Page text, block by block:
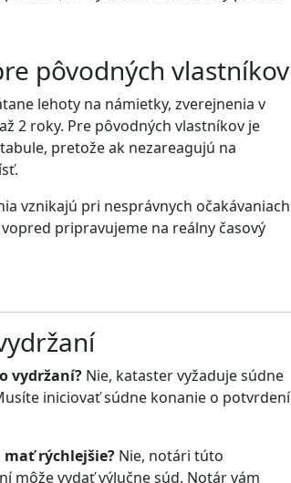
pôvodných vlastníkov
lehoty na námietky, zverejnenia v
2 roky. Pre pôvodných vlastníkov je
pretože ak nezareagujú na
vznikajú pri nesprávnych očakávaniach
pripravujeme na reálny časový
vydržaní? Nie, kataster vyžaduje súdne
iniciovať súdne konanie o potvrdení
rýchlejšie? Nie, notári túto
môže vydať výlučne súd. Notár vám